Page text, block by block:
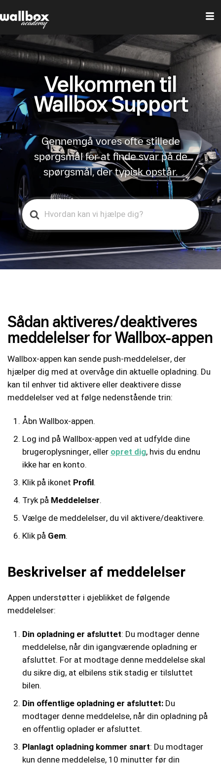
Velkommen til
Wallbox Support
Gennemgå vores ofte stillede
spørgsmål for at finde svar på de
spørgsmål, der typisk opstår.
Search
For
Sådan aktiveres/deaktiveres
meddelelser for Wallbox-appen
Wallbox-appen kan sende push-meddelelser, der
hjælper dig med at overvåge din aktuelle opladning. Du
kan til enhver tid aktivere eller deaktivere disse
meddelelser ved at følge nedenstående trin:
Åbn Wallbox-appen.
Log ind på Wallbox-appen ved at udfylde dine
brugeroplysninger, elleropret dig, hvis du endnu
ikke har en konto.
Klik på ikonet Profil.
Tryk på Meddelelser.
Vælge de meddelelser, du vil aktivere/deaktivere.
Klik på Gem.
Beskrivelser af meddelelser
Appen understøtter i øjeblikket de følgende
meddelelser:
Din opladning er afsluttet: Du modtager denne
meddelelse, når din igangværende opladning er
afsluttet. For at modtage denne meddelelse skal
du sikre dig, at elbilens stik stadig er tilsluttet
bilen.
Din offentlige opladning er afsluttet: Du
modtager denne meddelelse, når din opladning på
en offentlig oplader er afsluttet.
Planlagt opladning kommer snart: Du modtager
kun denne meddelelse, 10 minutter før din